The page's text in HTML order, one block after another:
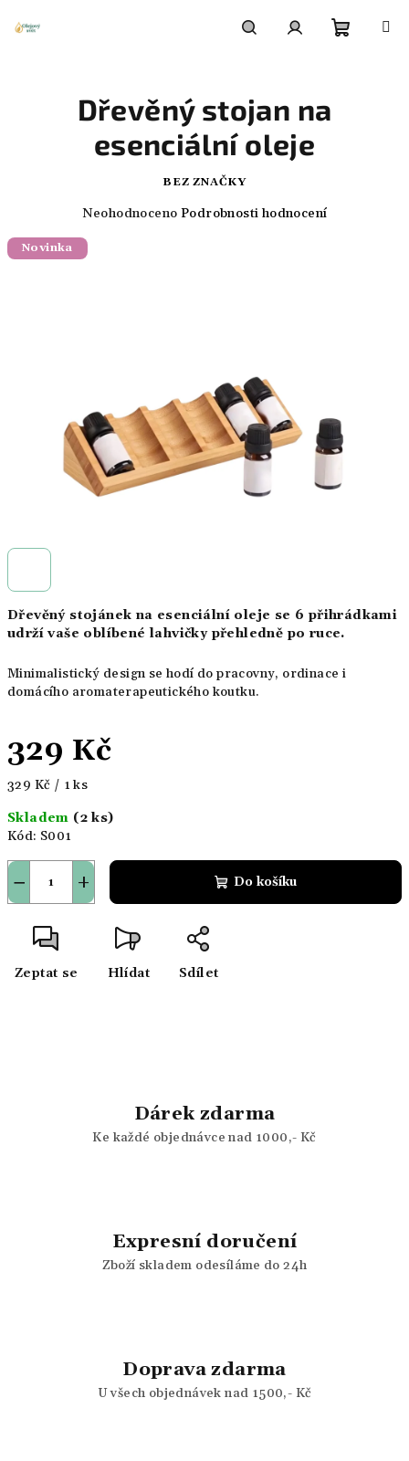
Dřevěný stojánek na esenciální oleje se 6 přihrádkami
udrží vaše oblíbené lahvičky přehledně po ruce.
Minimalistický design se hodí do pracovny, ordinace i
domácího aromaterapeutického koutku.
329 Kč
Měrná
329 Kč / 1 ks
Skladem (2 ks)
Kód: S001
+
− Do košíku
Zeptat se Hlídat Sdílet
Dřevěný stojan na
esenciální oleje
BEZ ZNAČKY
Průměrné
produktu
Neohodnoceno Podrobnosti hodnocení
Novinka
Dárek zdarma
Ke každé objednávce nad 1000,- Kč
Expresní doručení
Zboží skladem odesíláme do 24h
Doprava zdarma
U všech objednávek nad 1500,- Kč